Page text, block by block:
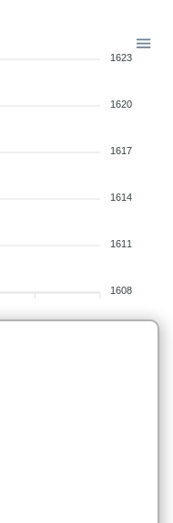
1623
1620
1617
1614
1611
1608